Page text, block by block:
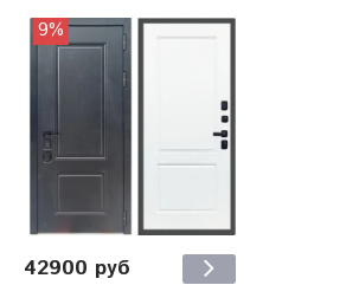
9%
42900 руб